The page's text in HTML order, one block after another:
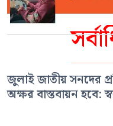
জুলাই জাতীয় সনদের
অক্ষর বাস্তবায়ন হবে: